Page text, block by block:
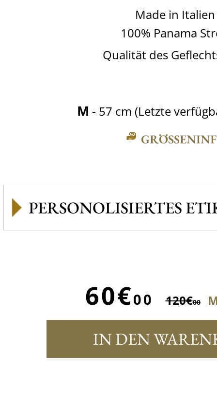
Made in Italien
100% Panama
Qualität des
M - 57 cm (Letzte
GRÖSSENINFO
PERSONOLISIERTES
60€00 120€00
IN DEN